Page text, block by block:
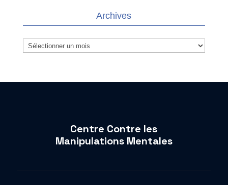
Archives
Archives
Centre Contre les
Manipulations Mentales